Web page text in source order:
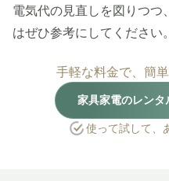
電気代の見直しを図りつつ
はぜひ参考にしてください。
手軽な料金で、簡
家具家電のレン
使って試して、